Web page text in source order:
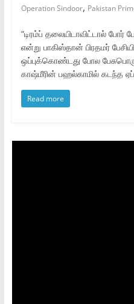
Operation Sindoor, Pakistan
“டிரம்ப் தலையிடாவிட்டால் போர்
என்று பாகிஸ்தான் பிரதமர்
ஒப்புக்கொண்டது போல
காஷ்மீரின் பஹல்காமில் கடந்த
Read more